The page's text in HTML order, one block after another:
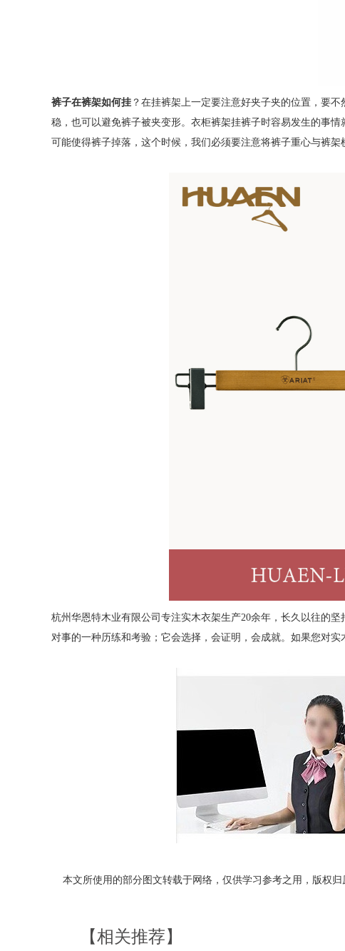
裤子在裤架如何挂 ？在挂裤架上一定要注意好夹子夹的位置，要
稳，也可以避免裤子被夹变形。衣柜裤架挂裤子时容易发生的事
可能使得裤子掉落，这个时候，我们必须要注意将裤子重心与裤架
杭州华恩特木业有限公司专注实木衣架生产20余年，长久以往的
对事的一种历练和考验；它会选择，会证明，会成就。如果您对实
本文所使用的部分图文转载于网络，仅供学习参考之用，版权
【相关推荐】